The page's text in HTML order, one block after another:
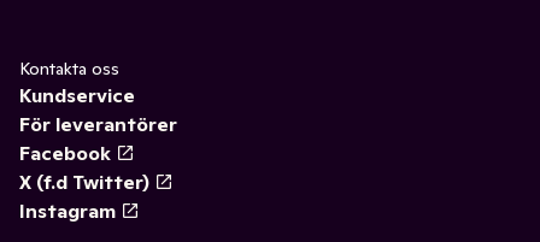
Kontakta oss
Kundservice
För leverantörer
Facebook
X (f.d Twitter)
Instagram